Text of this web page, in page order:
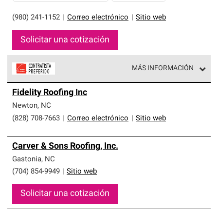
(980) 241-1152 Correo electrónico Sitio web
Solicitar una cotización
MÁS INFORMACIÓN
parte de una red exclusiva de profesionales de techos
que cumplen con altos estándares y requisitos estrictos
de profesionalismo y confiabilidad.
Fidelity Roofing Inc
Newton, NC
(828) 708-7663
Correo electrónico Sitio web
Carver & Sons Roofing, Inc.
Gastonia, NC
(704) 854-9949
Sitio web
Solicitar una cotización